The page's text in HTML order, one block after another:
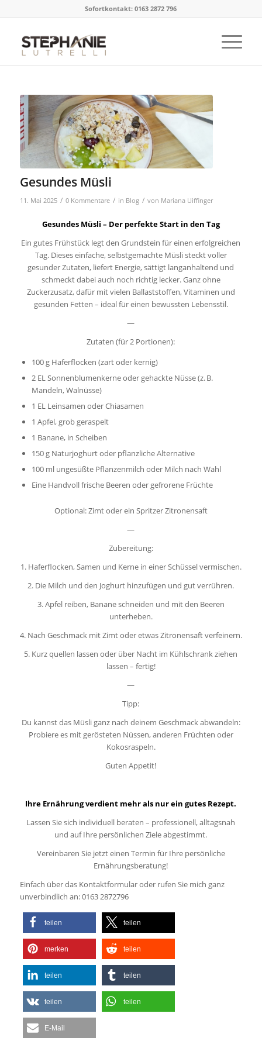
Sofortkontakt: 0163 2872 796
Gesundes Müsli
11. Mai 2025 / 0 Kommentare / in Blog / von Mariana Uiffinger
Gesundes Müsli – Der perfekte Start in den Tag
Ein gutes Frühstück legt den Grundstein für einen erfolgreichen
Tag. Dieses einfache, selbstgemachte Müsli steckt voller
gesunder Zutaten, liefert Energie, sättigt langanhaltend und
schmeckt dabei auch noch richtig lecker. Ganz ohne
Zuckerzusatz, dafür mit vielen Ballaststoffen, Vitaminen und
gesunden Fetten – ideal für einen bewussten Lebensstil.
—
Zutaten (für 2 Portionen):
100 g Haferflocken (zart oder kernig)
2 EL Sonnenblumenkerne oder gehackte Nüsse (z. B.
Mandeln, Walnüsse)
1 EL Leinsamen oder Chiasamen
1 Apfel, grob geraspelt
1 Banane, in Scheiben
150 g Naturjoghurt oder pflanzliche Alternative
100 ml ungesüßte Pflanzenmilch oder Milch nach Wahl
Eine Handvoll frische Beeren oder gefrorene Früchte
Optional: Zimt oder ein Spritzer Zitronensaft
—
Zubereitung:
1. Haferflocken, Samen und Kerne in einer Schüssel vermischen.
2. Die Milch und den Joghurt hinzufügen und gut verrühren.
3. Apfel reiben, Banane schneiden und mit den Beeren
unterheben.
4. Nach Geschmack mit Zimt oder etwas Zitronensaft verfeinern.
5. Kurz quellen lassen oder über Nacht im Kühlschrank ziehen
lassen – fertig!
—
Tipp:
Du kannst das Müsli ganz nach deinem Geschmack abwandeln:
Probiere es mit gerösteten Nüssen, anderen Früchten oder
Kokosraspeln.
Guten Appetit!
Ihre Ernährung verdient mehr als nur ein gutes Rezept.
Lassen Sie sich individuell beraten – professionell, alltagsnah
und auf Ihre persönlichen Ziele abgestimmt.
Vereinbaren Sie jetzt einen Termin für Ihre persönliche
Ernährungsberatung!
Einfach über das Kontaktformular oder rufen Sie mich ganz
unverbindlich an: 0163 2872796
teilen teilen
merken teilen
teilen teilen
teilen teilen
E-Mail